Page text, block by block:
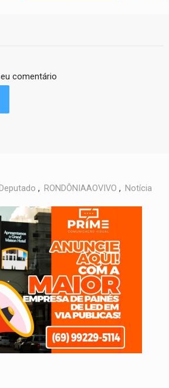
comentário
Deputado , RONDÔNIAAOVIVO , Notícia